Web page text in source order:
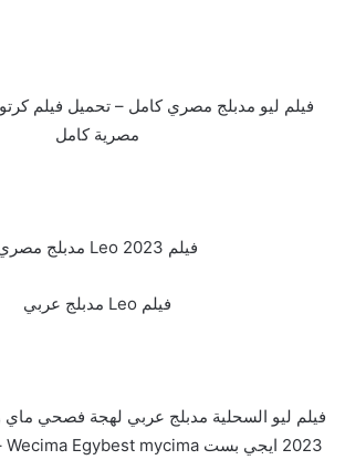
فيلم ليو مدبلج مصري كامل – تحميل فيلم
مصرية كامل
فيلم Leo 2023 مدبلج مصري
فيلم Leo مدبلج عربي
فيلم ليو السحلية مدبلج عربي لهجة فصحي ماي